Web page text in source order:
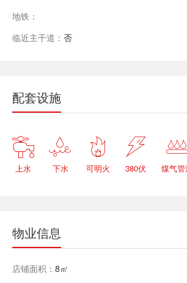
地铁：
临近主干道： 否
配套设施

上水

下水

可明火

380伏 煤气管
物业信息
店铺面积： 8㎡